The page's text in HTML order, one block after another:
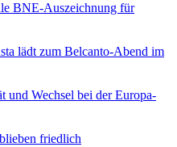
BNE-Auszeichnung für
lädt zum Belcanto-Abend im
und Wechsel bei der Europa-
friedlich